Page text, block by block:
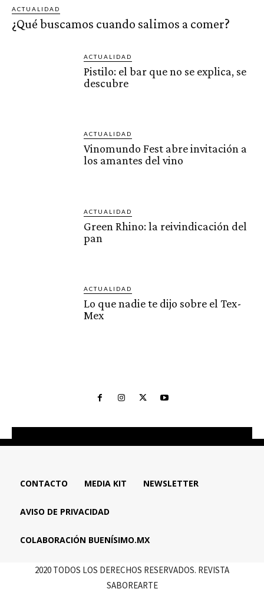
ACTUALIDAD
¿Qué buscamos cuando salimos a comer?
ACTUALIDAD
Pistilo: el bar que no se explica, se
descubre
ACTUALIDAD
Vinomundo Fest abre invitación a
los amantes del vino
ACTUALIDAD
Green Rhino: la reivindicación del
pan
ACTUALIDAD
Lo que nadie te dijo sobre el Tex-
Mex
CONTACTO MEDIA KIT NEWSLETTER
AVISO DE PRIVACIDAD
COLABORACIÓN BUENÍSIMO.MX
2020 TODOS LOS DERECHOS RESERVADOS. REVISTA
SABOREARTE